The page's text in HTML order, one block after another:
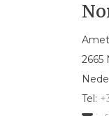
2665
Tel: